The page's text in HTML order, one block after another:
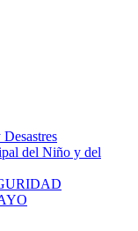
del Niño y del